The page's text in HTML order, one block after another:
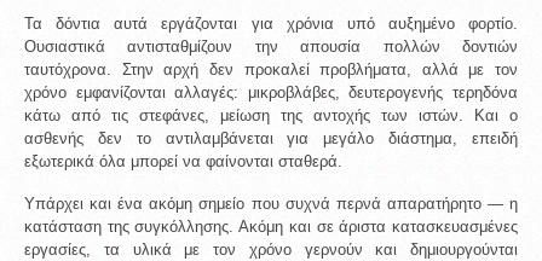
Τα δόντια αυτά εργάζονται για χρόνια υπό αυξημένο φορτίο.
Ουσιαστικά αντισταθμίζουν την απουσία πολλών δοντιών
ταυτόχρονα. Στην αρχή δεν προκαλεί προβλήματα, αλλά με τον
χρόνο εμφανίζονται αλλαγές: μικροβλάβες, δευτερογενής τερηδόνα
κάτω από τις στεφάνες, μείωση της αντοχής των ιστών. Και ο
ασθενής δεν το αντιλαμβάνεται για μεγάλο διάστημα, επειδή
εξωτερικά όλα μπορεί να φαίνονται σταθερά.
Υπάρχει και ένα ακόμη σημείο που συχνά περνά απαρατήρητο — η
κατάσταση της συγκόλλησης. Ακόμη και σε άριστα κατασκευασμένες
εργασίες, τα υλικά με τον χρόνο γερνούν και δημιουργούνται